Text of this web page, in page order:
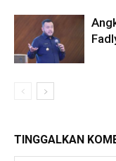
TINGGALKAN